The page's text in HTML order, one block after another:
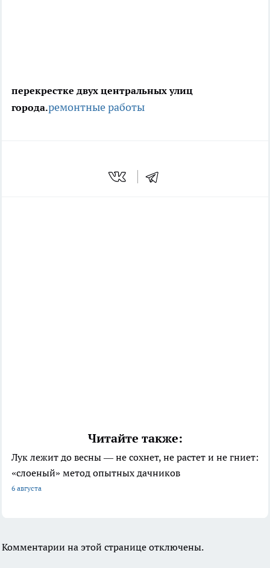
перекрестке двух центральных улиц
города.ремонтные работы
Читайте также:
Лук лежит до весны — не сохнет, не растет и не гниет:
«слоеный» метод опытных дачников
6 августа
Комментарии на этой странице отключены.